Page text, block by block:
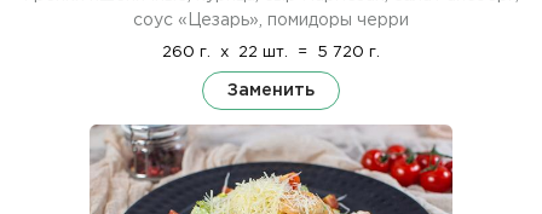
соус «Цезарь», помидоры черри
260 г. x 22 шт. = 5 720 г.
Заменить